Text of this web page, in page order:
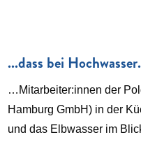
...dass bei
…Mitarbeiter:innen der
Hamburg GmbH) in der
und das Elbwasser im